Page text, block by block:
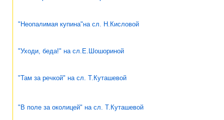
"Неопалимая купина"на сл. Н.Кисловой
"Уходи, беда!" на сл.Е.Шошориной
"Там за речкой" на сл. Т.Куташевой
"В поле за околицей" на сл. Т.Куташевой